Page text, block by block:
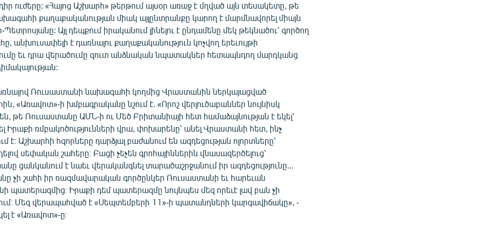
ուժերը: «Հայոց Աշխարհ» թերթում այսօր առաջ է մղված այն տեսակետը, թե
քաղաքականության միակ այլընտրանքը կարող է մարմնավորել միայն
Պետրոսյանը: Այլ դեպքում իրականում լինելու է ընդամենը մեկ թեկնածու՝ գործող
անխուսափելի է դառնալու քաղաքականություն կոչվող երեւույթի
եւ դրա վերածումը զուտ անձնական նպատակներ հետապնդող մարդկանց
Ռուսաստանի նախագահի կողմից Վրաստանին ներկայացված
«Առավոտ»-ի խմբագրականը նշում է. «Որոշ վերլուծաբաններ նույնիսկ
թե Ռուսաստանը ԱՄՆ-ի ու Մեծ Բրիտանիայի հետ համաձայնության է եկել՝
Իրաքի ռմբակոծությունների վրա, փոխարենը՝ անել Վրաստանի հետ, ինչ
է։ Աշխարհի հզորները դարձյալ բաժանում են ազդեցության ոլորտները՝
սեփական շահերը։ Բացի չեչեն գրոհայիններին վնասազերծելուց՝
ցանկանում է նաեւ վերականգնել տարածաշրջանում իր ազդեցությունը...
չի շահի իր ռազմավարական գործընկեր Ռուսաստանի եւ հարեւան
պատերազմից։ Իրաքի դեմ պատերազմը նույնպես մեզ որեւէ լավ բան չի
Մեզ վերապահված է «Սեպտեմբերի 11»-ի պատանդների կարգավիճակը», -
է «Առավոտ»-ը։